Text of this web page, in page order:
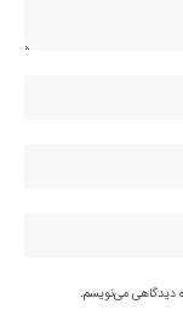
دیدگاهی می‌نویسم.